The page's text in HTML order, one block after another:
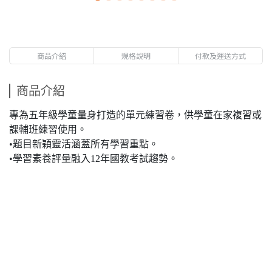
商品介紹 規格說明 付款及運送方式
商品介紹
專為五年級學童量身打造的單元練習卷，供學童在家複習或
課輔班練習使用。
•題目新穎靈活涵蓋所有學習重點。
•學習素養評量融入12年國教考試趨勢。